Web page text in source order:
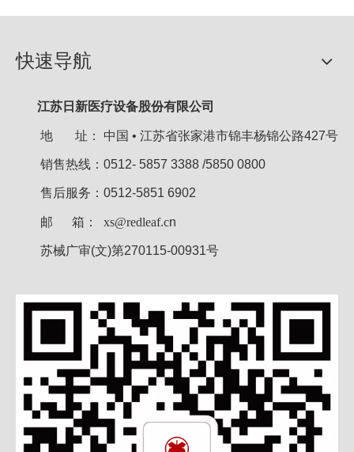
快速导航
江苏日新医疗设备股份有限公司
地 址： 中国 • 江苏省张家港市锦丰杨锦公路427号
销售热线：0512- 5857 3388 /5850 0800
售后服务：0512-5851 6902
邮 箱： xs@redleaf.cn
苏械广审(文)第270115-00931号